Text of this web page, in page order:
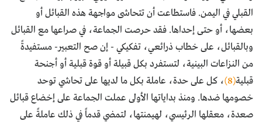
القبلي في اليمن. فاستطاعت أن تتحاشى مواجهة هذه القبائل أو
بعضها، أو حتى إحداها. فقد حرصت الجماعة، في صراعها مع القبائل
وبالقبائل، على خطاب ذرائعي، تفكيكي - إن صح التعبير- مستفيدةً
من النزاعات البينية، لتستفرد بكل قبيلة أو قوة قبلية أو أجنحة
قبلية(8)
، كل على حدة، عاملة بكل ما لديها على تحاشي توحد
خصومها ضدها. ومنذ بداياتها الأولى عملت الجماعة على إخضاع قبائل
صعدة، معقلها الرئيسي، لهيمنتها، لتمضي قدماً في ذلك عاملةً على